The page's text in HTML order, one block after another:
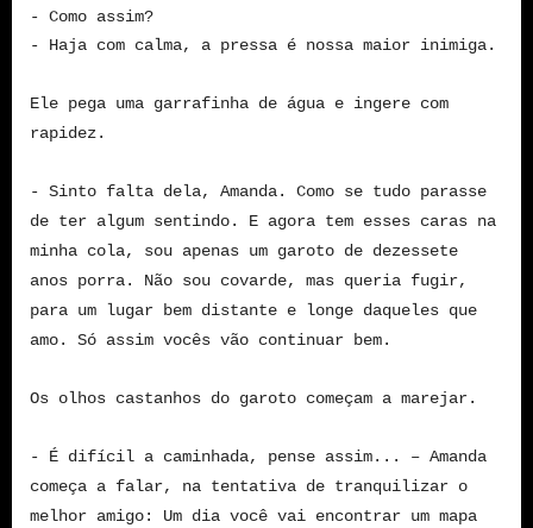
- Como assim?
- Haja com calma, a pressa é nossa maior inimiga.
Ele pega uma garrafinha de água e ingere com
rapidez.
- Sinto falta dela, Amanda. Como se tudo parasse
de ter algum sentindo. E agora tem esses caras na
minha cola, sou apenas um garoto de dezessete
anos porra. Não sou covarde, mas queria fugir,
para um lugar bem distante e longe daqueles que
amo. Só assim vocês vão continuar bem.
Os olhos castanhos do garoto começam a marejar.
- É difícil a caminhada, pense assim... – Amanda
começa a falar, na tentativa de tranquilizar o
melhor amigo: Um dia você vai encontrar um mapa